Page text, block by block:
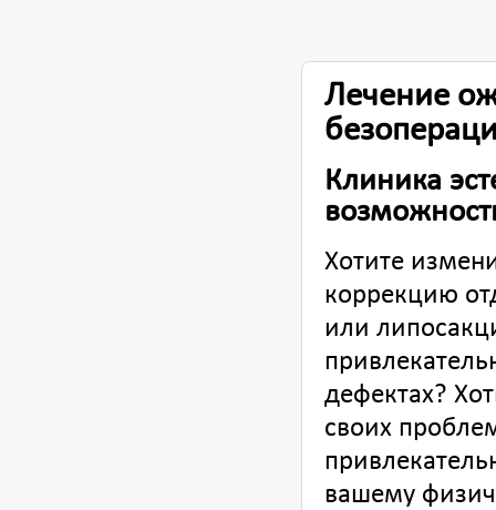
Лечение
Клиника
Хотите
коррекцию
или
дефектах?
своих
вашему